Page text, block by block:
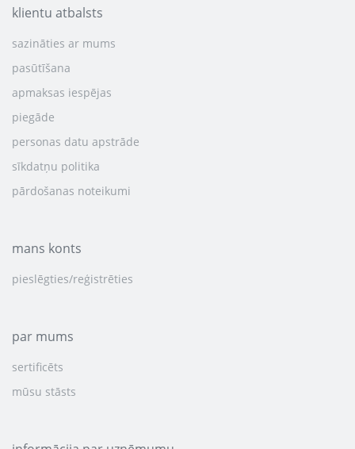
klientu atbalsts
sazināties ar mums
pasūtīšana
apmaksas iespējas
piegāde
personas datu apstrāde
sīkdatņu politika
pārdošanas noteikumi
mans konts
pieslēgties/reģistrēties
par mums
sertificēts
mūsu stāsts